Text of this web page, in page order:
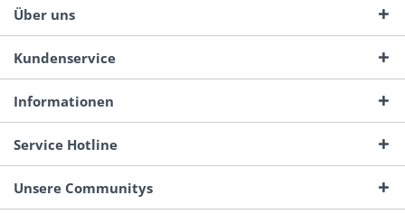
Über uns
Kundenservice
Informationen
Service Hotline
Unsere Communitys